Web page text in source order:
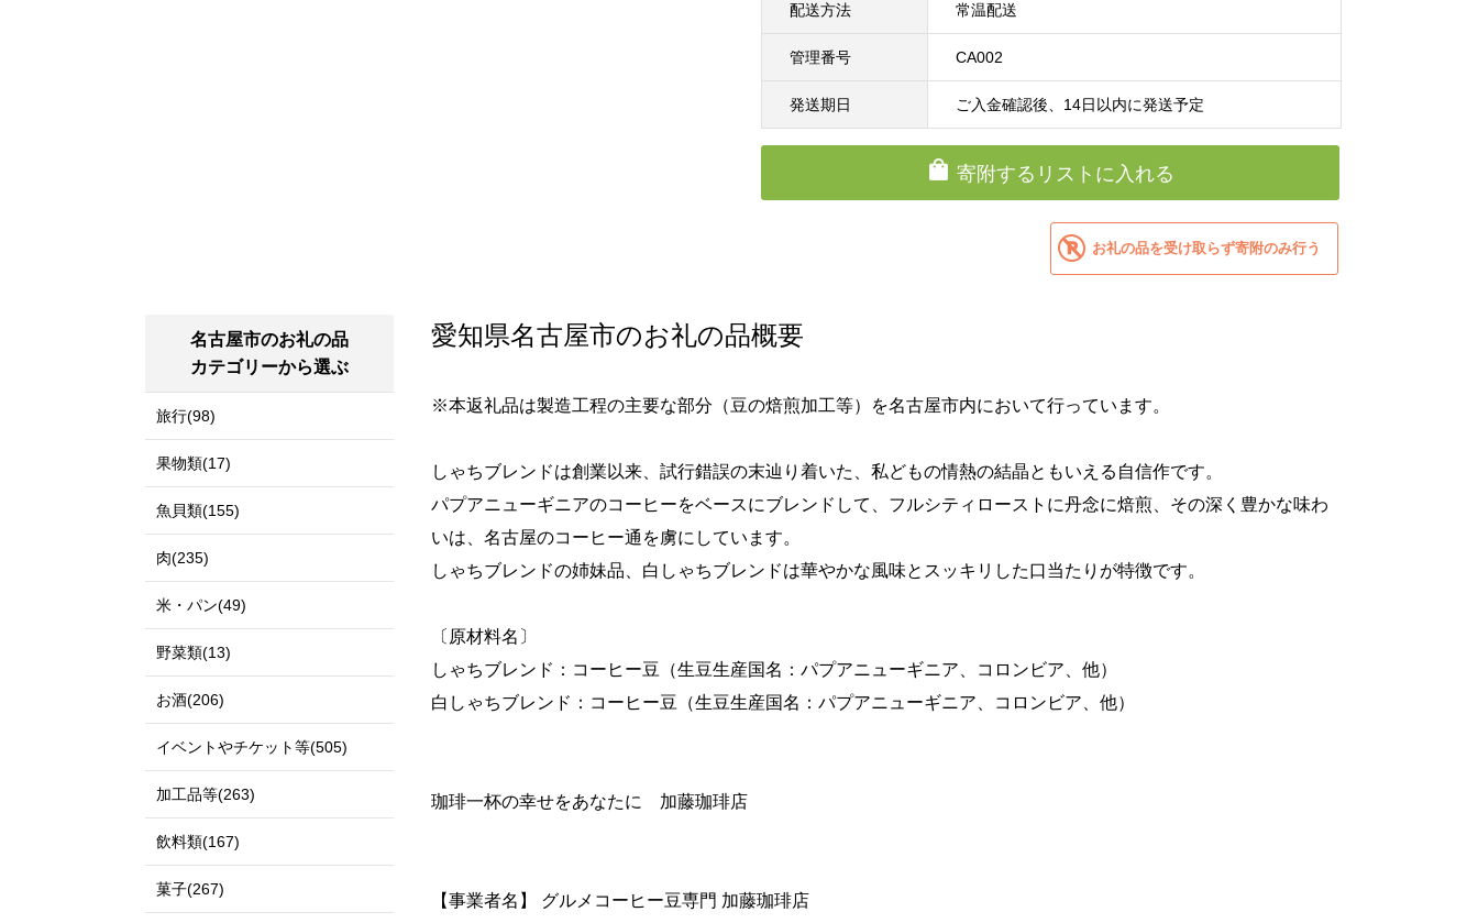
配送方法 常温配送
管理番号 CA002
発送期日 ご入金確認後、14日以内に発送予定
寄附するリストに入れる
お礼の品を受け取らず寄附のみ行う
愛知県名古屋市のお礼の品概要
※本返礼品は製造工程の主要な部分（豆の焙煎加工等）を名古屋市内において行っています。
しゃちブレンドは創業以来、試行錯誤の末辿り着いた、私どもの情熱の結晶ともいえる自信作です。
パプアニューギニアのコーヒーをベースにブレンドして、フルシティローストに丹念に焙煎、その深く豊かな味わ
いは、名古屋のコーヒー通を虜にしています。
しゃちブレンドの姉妹品、白しゃちブレンドは華やかな風味とスッキリした口当たりが特徴です。
〔原材料名〕
しゃちブレンド：コーヒー豆（生豆生産国名：パプアニューギニア、コロンビア、他）
白しゃちブレンド：コーヒー豆（生豆生産国名：パプアニューギニア、コロンビア、他）
珈琲一杯の幸せをあなたに 加藤珈琲店
【事業者名】 グルメコーヒー豆専門 加藤珈琲店
名古屋市のお礼の品
カテゴリーから選ぶ
旅行(98)
果物類(17)
魚貝類(155)
肉(235)
米・パン(49)
野菜類(13)
お酒(206)
イベントやチケット等(505)
加工品等(263)
飲料類(167)
菓子(267)